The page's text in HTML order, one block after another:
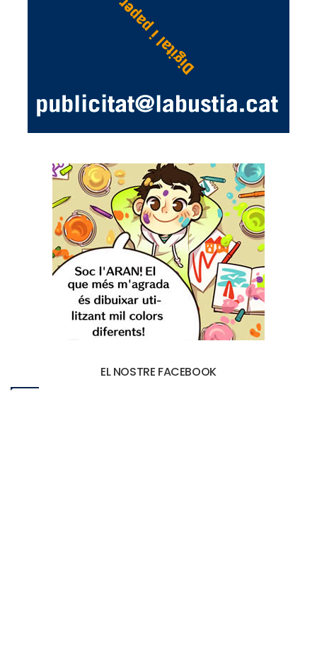
EL NOSTRE FACEBOOK